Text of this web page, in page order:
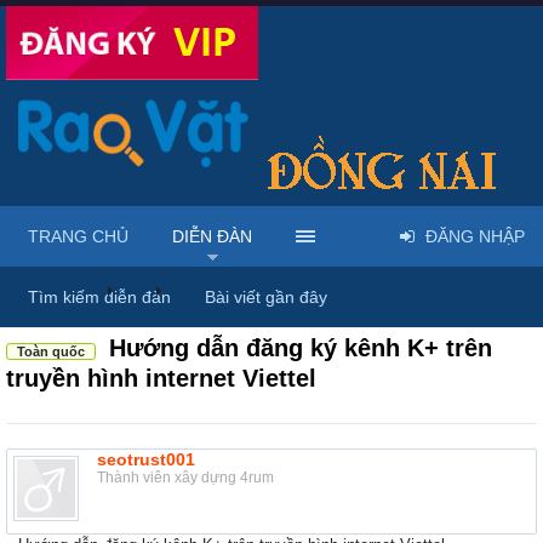
Diễn đàn ... Rao vặt tổng hợp - Uy tín - Miễn phí
Toàn quốc
Hướng dẫn đăng ký kênh K+ trên
truyền hình internet Viettel
seotrust001
Thành viên xây dựng 4rum
TRANG CHỦ DIỄN ĐÀN
Tìm kiếm diễn đàn Bài viết gần đây
ĐĂNG NHẬP